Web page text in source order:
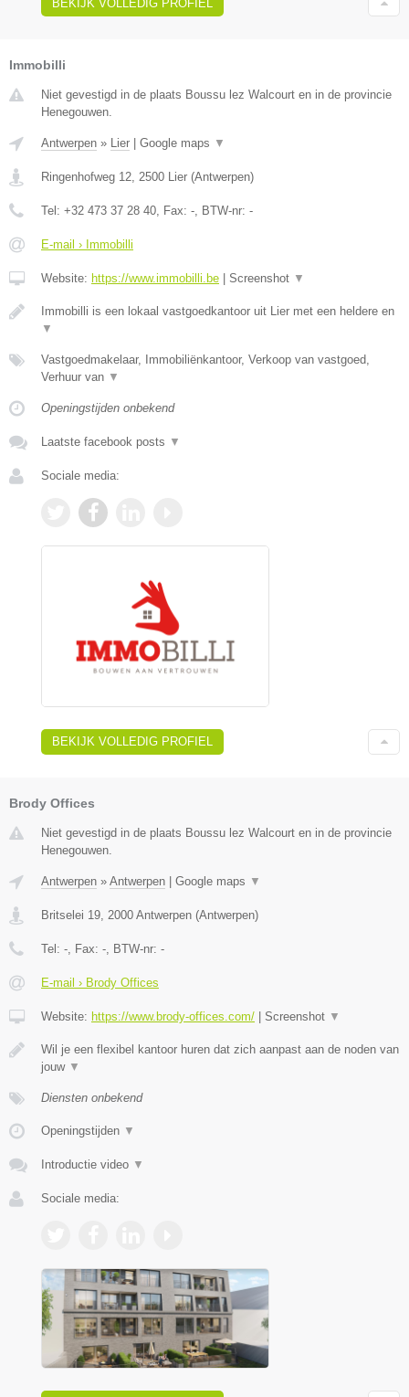
BEKIJK VOLLEDIG PROFIEL
Immobilli
Niet gevestigd in de plaats Boussu lez Walcourt en in de provincie
Henegouwen.
Antwerpen » Lier Google maps ▼
Ringenhofweg 12, 2500 Lier (Antwerpen)
Tel: +32 473 37 28 40, Fax: -, BTW-nr: -
E-mail › Immobilli
Website: https://www.immobilli.be Screenshot ▼
Immobilli is een lokaal vastgoedkantoor uit Lier met een heldere en
▼
Vastgoedmakelaar, Immobiliënkantoor, Verkoop van vastgoed,
Verhuur van ▼
Openingstijden onbekend
Laatste facebook posts ▼
Sociale media:
BEKIJK VOLLEDIG PROFIEL
Brody Offices
Niet gevestigd in de plaats Boussu lez Walcourt en in de provincie
Henegouwen.
Antwerpen » Antwerpen Google maps ▼
Britselei 19, 2000 Antwerpen (Antwerpen)
Tel: -, Fax: -, BTW-nr: -
E-mail › Brody Offices
Website: https://www.brody-offices.com/ Screenshot ▼
Wil je een flexibel kantoor huren dat zich aanpast aan de noden van
jouw ▼
Diensten onbekend
Openingstijden ▼
Introductie video ▼
Sociale media: